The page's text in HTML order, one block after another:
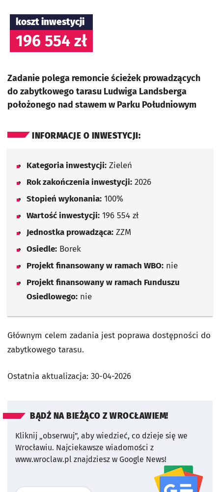
koszt inwestycji
196 554 zł
Zadanie polega remoncie ścieżek prowadzących
do zabytkowego tarasu Ludwiga Landsberga
położonego nad stawem w Parku Południowym
INFORMACJE O INWESTYCJI:
Kategoria inwestycji: Zieleń
Rok zakończenia inwestycji: 2026
Stopień wykonania: 100%
Wartość inwestycji: 196 554 zł
Jednostka prowadząca: ZZM
Osiedle: Borek
Projekt finansowany w ramach WBO: nie
Projekt finansowany w ramach Funduszu
Osiedlowego: nie
Głównym celem zadania jest poprawa dostępności do
zabytkowego tarasu.
Ostatnia aktualizacja: 30-04-2026
BĄDŹ NA BIEŻĄCO Z WROCŁAWIEM!
Kliknij „obserwuj”, aby wiedzieć, co dzieje się we
Wrocławiu. Najciekawsze wiadomości z
www.wroclaw.pl znajdziesz w Google News!